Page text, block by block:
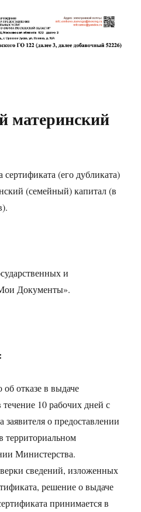
материнский
сертификата (его дубликата)
(семейный) капитал (в
и
Документы».
отказе в выдаче
10 рабочих дней с
заявителя о предоставлении
территориальном
Министерства.
сведений, изложенных
решение о выдаче
принимается в